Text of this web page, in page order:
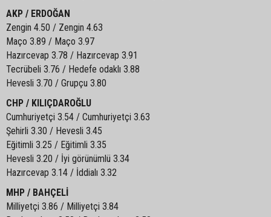
AKP / ERDOĞAN
Zengin 4.50 / Zengin 4.63
Maço 3.89 / Maço 3.97
Hazırcevap 3.78 / Hazırcevap 3.91
Tecrübeli 3.76 / Hedefe odaklı 3.88
Hevesli 3.70 / Grupçu 3.80
CHP / KILIÇDAROĞLU
Cumhuriyetçi 3.54 / Cumhuriyetçi 3.63
Şehirli 3.30 / Hevesli 3.45
Eğitimli 3.25 / Eğitimli 3.35
Hevesli 3.20 / İyi görünümlü 3.34
Hazırcevap 3.14 / İddialı 3.32
MHP / BAHÇELİ
Milliyetçi 3.86 / Milliyetçi 3.84